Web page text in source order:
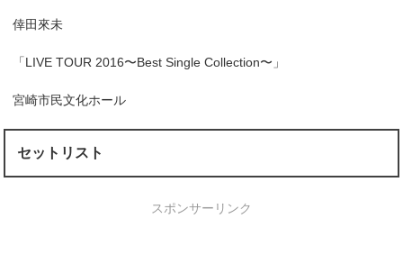
倖田來未
「LIVE TOUR 2016〜Best Single Collection〜」
宮崎市民文化ホール
セットリスト
スポンサーリンク